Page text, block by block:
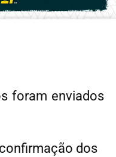
foram enviados
dos